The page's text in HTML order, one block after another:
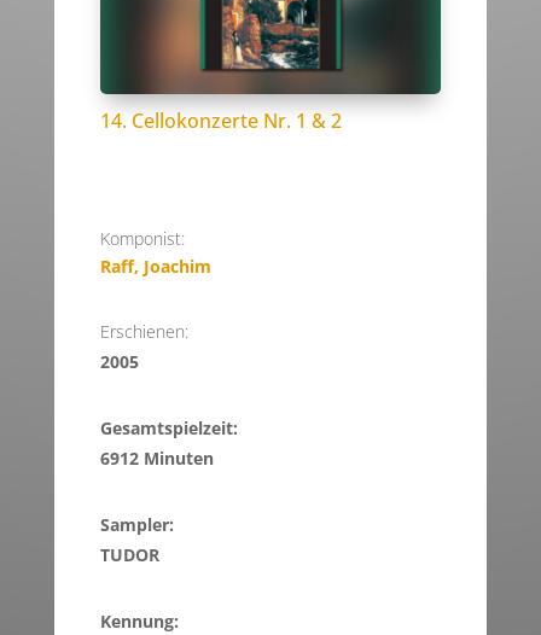
14. Cellokonzerte Nr. 1 & 2
Komponist:
Raff, Joachim
Erschienen:
2005
Gesamtspielzeit:
6912 Minuten
Sampler:
TUDOR
Kennung: